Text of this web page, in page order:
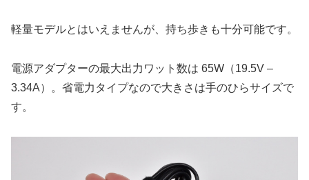
軽量モデルとはいえませんが、持ち歩きも十分可能です。
電源アダプターの最大出力ワット数は 65W（19.5V –
3.34A）。省電力タイプなので大きさは手のひらサイズで
す。